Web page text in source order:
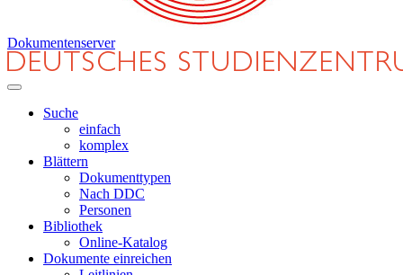
Dokumentenserver
Suche
einfach
komplex
Blättern
Dokumenttypen
Nach DDC
Personen
Bibliothek
Online-Katalog
Dokumente einreichen